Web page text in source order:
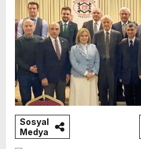
Sosyal
Medya